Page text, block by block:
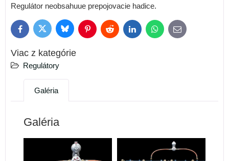
Regulátor neobsahuue prepojovacie hadice.
FacebookTwitter BlueskyPinterestReddit LinkedInWhatsApp
E-
mail
Viac z kategórie
Regulátory
Galéria
Galéria